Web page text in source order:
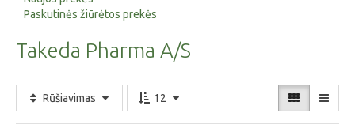
Paskutinės žiūrėtos prekės
Takeda Pharma A/S
Rūšiavimas 12